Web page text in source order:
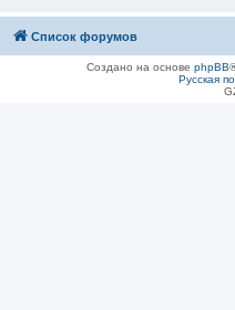
Список форумов
Создано на основе phpBB
Русская